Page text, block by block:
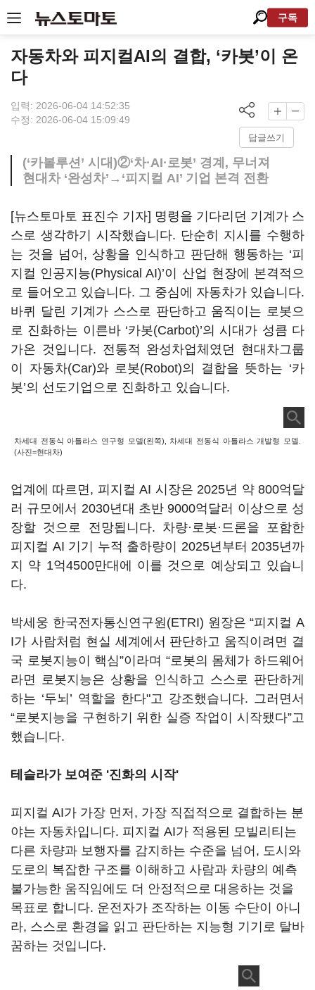
구독
자동차와 피지컬AI의 결합, ‘카봇’이 온
다
입력: 2026-06-04 14:52:35
수정: 2026-06-04 15:09:49
답글쓰기
(‘카볼루션’ 시대)②‘차·AI·로봇’ 경계, 무너져
현대차 ‘완성차’→‘피지컬 AI’ 기업 본격 전환
[뉴스토마토 표진수 기자] 명령을 기다리던 기계가 스
스로 생각하기 시작했습니다. 단순히 지시를 수행하
는 것을 넘어, 상황을 인식하고 판단해 행동하는 ‘피
지컬 인공지능(Physical AI)’이 산업 현장에 본격적으
로 들어오고 있습니다. 그 중심에 자동차가 있습니다.
바퀴 달린 기계가 스스로 판단하고 움직이는 로봇으
로 진화하는 이른바 ‘카봇(Carbot)’의 시대가 성큼 다
가온 것입니다. 전통적 완성차업체였던 현대차그룹
이 자동차(Car)와 로봇(Robot)의 결합을 뜻하는 ‘카
봇’의 선도기업으로 진화하고 있습니다.
차세대 전동식 아틀라스 연구형 모델(왼쪽), 차세대 전동식 아틀라스 개발형 모델.
(사진=현대차)
업계에 따르면, 피지컬 AI 시장은 2025년 약 800억달
러 규모에서 2030년대 초반 9000억달러 이상으로 성
장할 것으로 전망됩니다. 차량·로봇·드론을 포함한
피지컬 AI 기기 누적 출하량이 2025년부터 2035년까
지 약 1억4500만대에 이를 것으로 예상되고 있습니
다.
박세웅 한국전자통신연구원(ETRI) 원장은 “피지컬 A
I가 사람처럼 현실 세계에서 판단하고 움직이려면 결
국 로봇지능이 핵심”이라며 “로봇의 몸체가 하드웨어
라면 로봇지능은 상황을 인식하고 스스로 판단하게
하는 ‘두뇌’ 역할을 한다"고 강조했습니다. 그러면서
“로봇지능을 구현하기 위한 실증 작업이 시작됐다”고
했습니다.
테슬라가 보여준 '진화의 시작'
피지컬 AI가 가장 먼저, 가장 직접적으로 결합하는 분
야는 자동차입니다. 피지컬 AI가 적용된 모빌리티는
다른 차량과 보행자를 감지하는 수준을 넘어, 도시와
도로의 복잡한 구조를 이해하고 사람과 차량의 예측
불가능한 움직임에도 더 안정적으로 대응하는 것을
목표로 합니다. 운전자가 조작하는 이동 수단이 아니
라, 스스로 환경을 읽고 판단하는 지능형 기기로 탈바
꿈하는 것입니다.